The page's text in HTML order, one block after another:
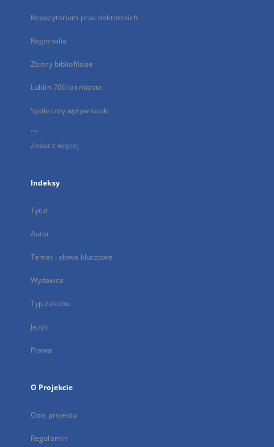
Repozytorium prac doktorskich
Regionalia
Zbiory bibliofilskie
Lublin 700 lat miasta
Społeczny wpływ nauki
...
Zobacz więcej
Indeksy
Tytuł
Autor
Temat i słowa kluczowe
Wydawca
Typ zasobu
Język
Prawa
O Projekcie
Opis projektu
Regulamin